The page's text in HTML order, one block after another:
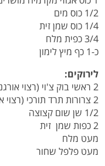
1/2 כוס מים
1/4 כוס שמן זית
3/4 כפית מלח
כ-1 כף מיץ לימון
לירוקים:
2 ראשי בוק צ'וי (רצוי אורגני) חתוכים גס לרוחב (חותכים כל 4-5 ס"מ)
2 צרורות תרד תורכי (רצוי אורגני)
1/2 שן שום קצוצה
2 כפות שמן זית
מעט מלח
מעט פלפל שחור